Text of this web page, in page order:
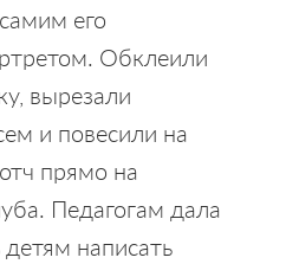
его
Обклеили
вырезали
и повесили на
прямо на
Педагогам дала
написать